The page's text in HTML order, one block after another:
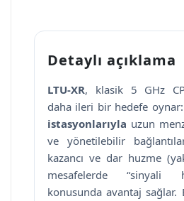
Detaylı açıklama
LTU-XR, klasik 5 GHz
daha ileri bir hedefe oynar:
istasyonlarıyla uzun
ve yönetilebilir
kazancı ve dar huzme
mesafelerde “sinyali
konusunda avantaj